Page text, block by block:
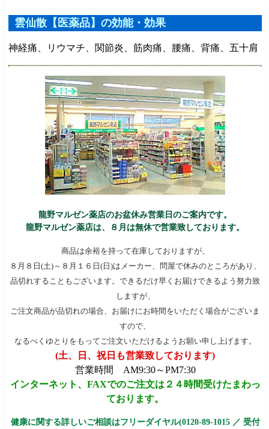
雲仙散【医薬品】の効能・効果
神経痛、リウマチ、関節炎、筋肉痛、腰痛、背痛、五十肩
龍野マルゼン薬店のお盆休み営業日のご案内です。
龍野マルゼン薬店は、８月は無休で営業致しております。
商品は余裕を持って在庫しておりますが、
８月８日(土)～８月１６日(日)はメーカー、問屋で休みのところがあり、
品切れすることもございます。できるだけ早くお届けできるよう努力致
しますが、
ご注文商品が品切れの場合、お届けにお時間をいただく場合がございま
すので、
なるべくゆとりをもってご注文いただけるようお願い申し上げます。
(土、日、祝日も営業致しております)
営業時間 AM9:30～PM7:30
インターネット、FAXでのご注文は２４時間受けたまわっ
ております。
健康に関する詳しいご相談はフリーダイヤル(0120-89-1015 ／ 受付